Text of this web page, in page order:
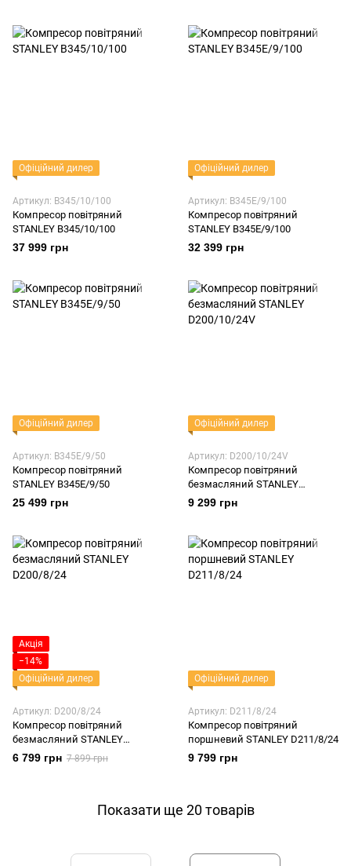
Офіційний дилер
Артикул: B345/10/100
Компресор повітряний
STANLEY B345/10/100
37 999 грн
Офіційний дилер
Артикул: B345E/9/100
Компресор повітряний
STANLEY B345E/9/100
32 399 грн
Офіційний дилер
Артикул: B345E/9/50
Компресор повітряний
STANLEY B345E/9/50
25 499 грн
Офіційний дилер
Артикул: D200/10/24V
Компресор повітряний
безмасляний STANLEY
D200/10/24V
9 299 грн
Акція
−14%
Офіційний дилер
Артикул: D200/8/24
Компресор повітряний
безмасляний STANLEY
D200/8/24
6 799 грн 7 899 грн
Офіційний дилер
Артикул: D211/8/24
Компресор повітряний
поршневий STANLEY D211/8/24
9 799 грн
Показати ще 20 товарів